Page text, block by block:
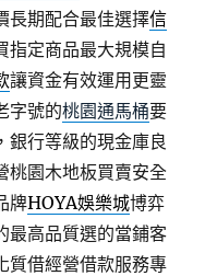
長期配合最佳選擇信
指定商品最大規模自
讓資金有效運用更靈
字號的桃園通馬桶要
銀行等級的現金庫良
桃園木地板買賣安全
牌HOYA娛樂城博弈
最高品質選的當鋪客
質借經營借款服務專